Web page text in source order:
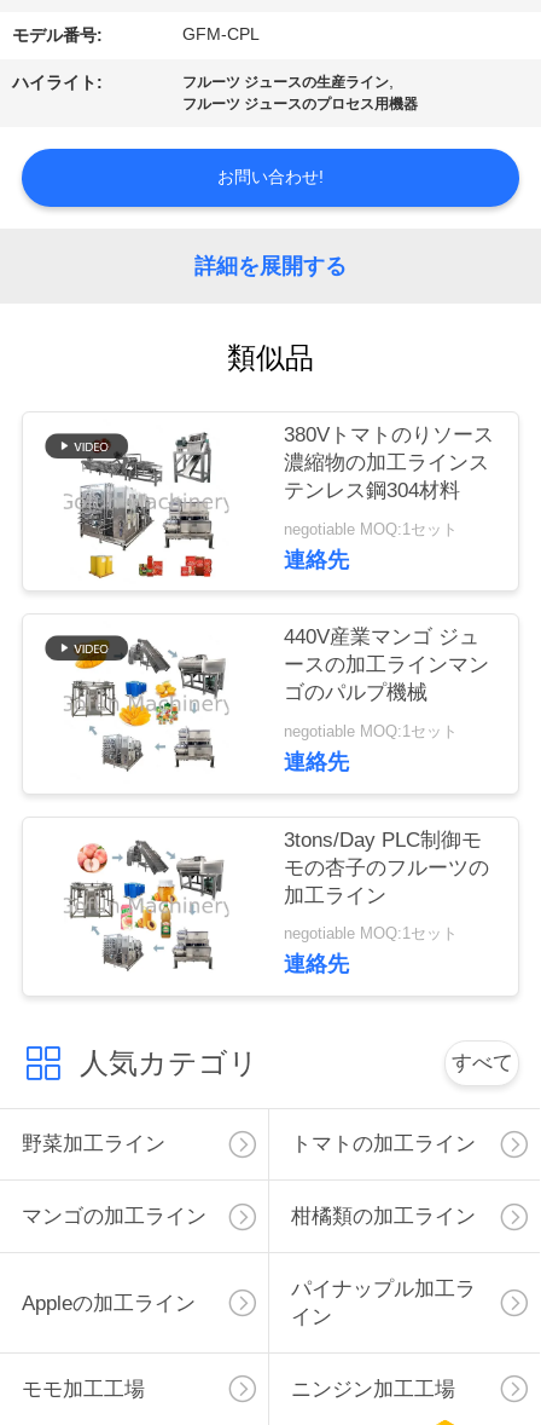
ョ
ー
私
達
行
管
達
に
連
絡
し
な
モデル番号: GFM-CPL
ハイライト: フルーツ ジュースの生産ライン,
フルーツ ジュースのプロセス用機器
お問い合わせ!
詳細を展開する
類似品
380Vトマトのりソース
濃縮物の加工ラインス
テンレス鋼304材料
negotiable MOQ:1セット
連絡先
440V産業マンゴ ジュ
ースの加工ラインマン
ゴのパルプ機械
negotiable MOQ:1セット
連絡先
3tons/Day PLC制御モ
モの杏子のフルーツの
加工ライン
negotiable MOQ:1セット
連絡先
人気カテゴリ すべて
野菜加工ライン トマトの加工ライン
マンゴの加工ライン 柑橘類の加工ライン
Appleの加工ライン
パイナップル加工ラ
イン
モモ加工工場 ニンジン加工工場